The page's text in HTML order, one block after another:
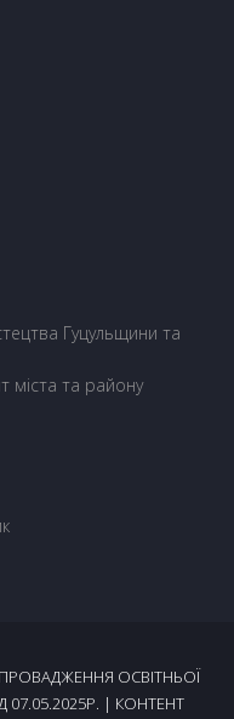
Гуцульщини та
міста та району
ПРОВАДЖЕННЯ ОСВІТНЬОЇ
| КОНТЕНТ